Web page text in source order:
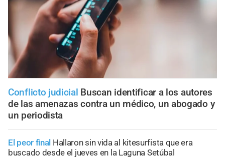
Conflicto judicial Buscan identificar a los autores
de las amenazas contra un médico, un abogado y
un periodista
El peor final Hallaron sin vida al kitesurfista que era
buscado desde el jueves en la Laguna Setúbal